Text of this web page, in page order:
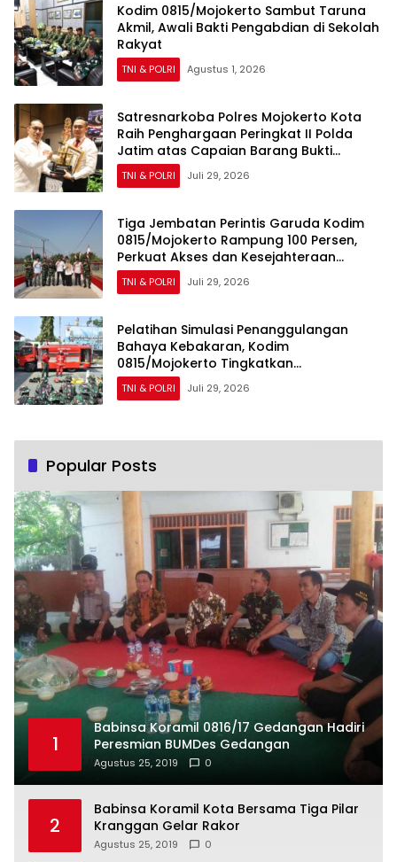
Kodim 0815/Mojokerto Sambut Taruna
Akmil, Awali Bakti Pengabdian di Sekolah
Rakyat
TNI & POLRI Agustus 1, 2026
Satresnarkoba Polres Mojokerto Kota
Raih Penghargaan Peringkat II Polda
Jatim atas Capaian Barang Bukti
Narkoba Terbanyak
TNI & POLRI Juli 29, 2026
Tiga Jembatan Perintis Garuda Kodim
0815/Mojokerto Rampung 100 Persen,
Perkuat Akses dan Kesejahteraan
Warga
TNI & POLRI Juli 29, 2026
Pelatihan Simulasi Penanggulangan
Bahaya Kebakaran, Kodim
0815/Mojokerto Tingkatkan
Kesiapsiagaan Personel Hadapi Situasi
Darurat
TNI & POLRI Juli 29, 2026
Popular Posts
1
Babinsa Koramil 0816/17 Gedangan Hadiri
Peresmian BUMDes Gedangan
Agustus 25, 2019 0
2
Babinsa Koramil Kota Bersama Tiga Pilar
Kranggan Gelar Rakor
Agustus 25, 2019 0